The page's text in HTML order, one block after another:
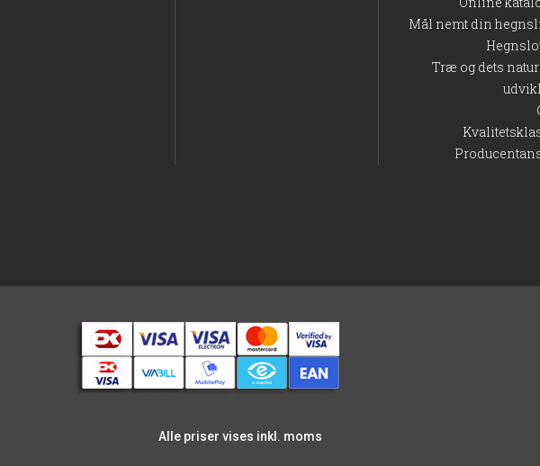
Mål nemt din
Træ og dets
Alle priser vises inkl. moms